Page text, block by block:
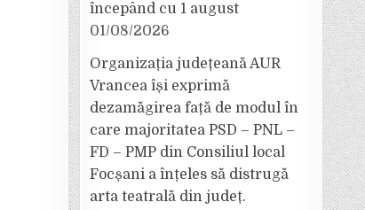
începând cu 1 august
01/08/2026
Organizația județeană AUR
Vrancea își exprimă
dezamăgirea față de modul în
care majoritatea PSD – PNL –
FD – PMP din Consiliul local
Focșani a înțeles să distrugă
arta teatrală din județ.